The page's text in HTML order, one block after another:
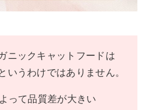
ニックキャットフードは
いうわけではありません。
って品質差が大きい